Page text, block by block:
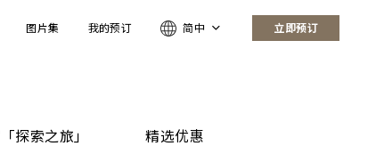
图片集 我的预订 简中 立即预订
探索之旅」 精选优惠